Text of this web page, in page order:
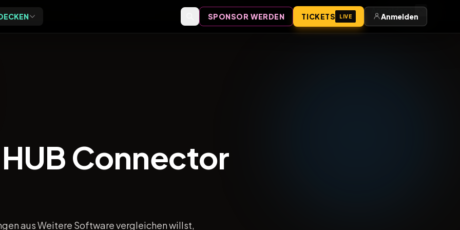
Anmelden
Videos
Vorträge, Tutorials und Archiv
SPONSOR WERDEN TICKETS LIVE Anmelden
Connector
aus Weitere Software vergleichen willst,